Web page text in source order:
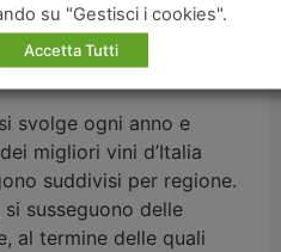
aggiudicati
2021”
svolge ogni anno e
migliori vini d’Italia
suddivisi per regione.
susseguono delle
al termine delle quali
su "Gestisci i cookies".
Accetta Tutti